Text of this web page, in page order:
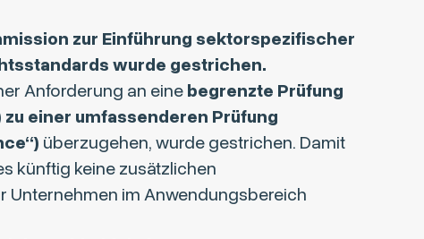
zur Einführung sektorspezifischer
wurde gestrichen.
Anforderung an einebegrenzte Prüfung
einer umfassenderen Prüfung
überzugehen, wurde gestrichen. Damit
künftig keine zusätzlichen
Unternehmen im Anwendungsbereich